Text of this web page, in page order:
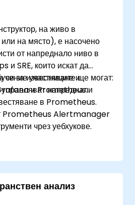
на живо в
на място), е насочено
от напреднало ниво в
и SRE, които искат да
си за известяване и
и Prometheus.
участниците ще могат:
напреднали
в Prometheus.
Prometheus Alertmanager
чрез уебхукове.
на проблеми.
за ефективно
и управление на известия.
анализ